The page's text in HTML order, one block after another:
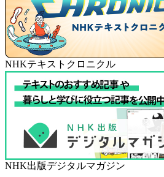
NHKテキストクロニクル
NHK出版デジタルマガジン